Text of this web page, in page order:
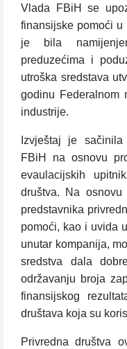
Vlada FBiH se
finansijske pomoći u
je bila
preduzećima i
utroška sredstava
godinu Federalnom
industrije.
Izvještaj je sačinila
FBiH na osnovu
evaulacijskih
društva. Na osnovu
predstavnika
pomoći, kao i uvida
unutar kompanija,
sredstva dala
održavanju broja
finansijskog
društava koja su
Privredna društva